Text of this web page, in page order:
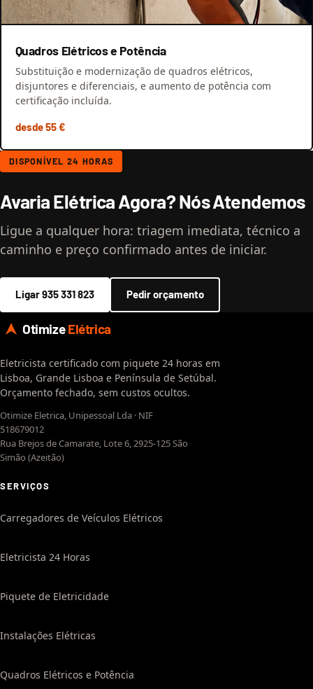
Quadros Elétricos e Potência
Substituição e modernização de quadros elétricos,
disjuntores e diferenciais, e aumento de potência com
certificação incluída.
desde 55 €
DISPONÍVEL 24 HORAS
Avaria Elétrica Agora? Nós Atendemos
Ligue a qualquer hora: triagem imediata, técnico a
caminho e preço confirmado antes de iniciar.
Ligar 935 331 823 Pedir orçamento
OtimizeElétrica
Eletricista certificado com piquete 24 horas em
Lisboa, Grande Lisboa e Península de Setúbal.
Orçamento fechado, sem custos ocultos.
Otimize Eletrica, Unipessoal Lda · NIF
518679012
Rua Brejos de Camarate, Lote 6, 2925-125 São
Simão (Azeitão)
SERVIÇOS
Carregadores de Veículos Elétricos
Eletricista 24 Horas
Piquete de Eletricidade
Instalações Elétricas
Quadros Elétricos e Potência